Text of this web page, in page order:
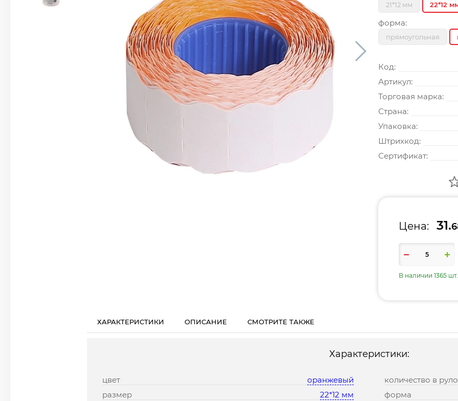
21*12 мм 22*12
форма:
прямоугольная
Код:
Артикул:
Торговая марка:
Страна:
Упаковка:
Штрихкод:
Сертификат:
Цена: 31.
В наличии 1365 шт.
ХАРАКТЕРИСТИКИ ОПИСАНИЕ СМОТРИТЕ ТАКЖЕ
Характеристики:
цвет
оранжевый
размер
22*12 мм
количество в
форма